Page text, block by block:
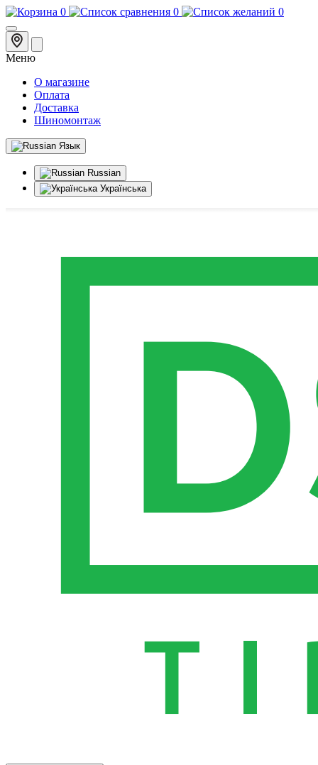
0 0 0
Меню
О магазине
Оплата
Доставка
Шиномонтаж
Язык
Russian
Українська